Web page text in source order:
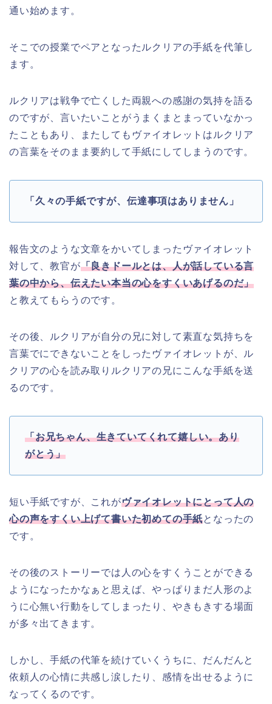
通い始めます。
そこでの授業でペアとなったルクリアの手紙を代筆し
ます。
ルクリアは戦争で亡くした両親への感謝の気持を語る
のですが、言いたいことがうまくまとまっていなかっ
たこともあり、またしてもヴァイオレットはルクリア
の言葉をそのまま要約して手紙にしてしまうのです。
「久々の手紙ですが、伝達事項はありません」
報告文のような文章をかいてしまったヴァイオレット
対して、教官が「良きドールとは、人が話している言
葉の中から、伝えたい本当の心をすくいあげるのだ」
と教えてもらうのです。
その後、ルクリアが自分の兄に対して素直な気持ちを
言葉でにできないことをしったヴァイオレットが、ル
クリアの心を読み取りルクリアの兄にこんな手紙を送
るのです。
「お兄ちゃん、生きていてくれて嬉しい。あり
がとう」
短い手紙ですが、これがヴァイオレットにとって人の
心の声をすくい上げて書いた初めての手紙となったの
です。
その後のストーリーでは人の心をすくうことができる
ようになったかなぁと思えば、やっぱりまだ人形のよ
うに心無い行動をしてしまったり、やきもきする場面
が多々出てきます。
しかし、手紙の代筆を続けていくうちに、だんだんと
依頼人の心情に共感し涙したり、感情を出せるように
なってくるのです。